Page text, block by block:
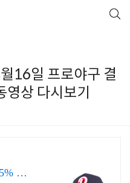
16일 프로야구 결
상 다시보기
캐